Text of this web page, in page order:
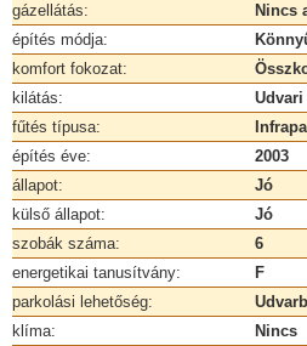
gázellátás:
Nincs
építés módja:
komfort fokozat:
kilátás:
Udvari
fűtés típusa:
építés éve:
2003
állapot:
Jó
külső állapot:
Jó
szobák száma:
6
energetikai tanusítvány:
F
parkolási lehetőség:
klíma:
Nincs